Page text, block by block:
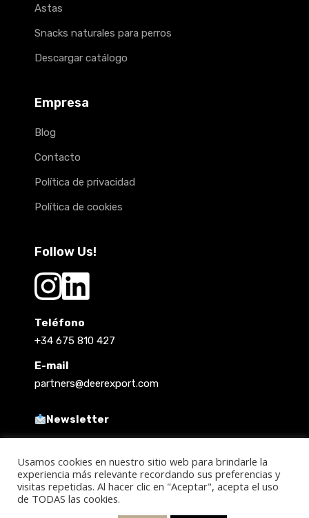
Astas
Snacks naturales para perros
Descargar catálogo
Empresa
Blog
Contacto
Política de privacidad
Política de cookies
Follow Us!
Teléfono
+34 675 810 427
E-mail
partners@deerexport.com
Newsletter
Usamos cookies en nuestro sitio web para brindarle la
experiencia más relevante recordando sus preferencias y
visitas repetidas. Al hacer clic en "Aceptar", acepta el uso
de TODAS las cookies.